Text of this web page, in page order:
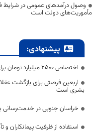
وصول درآمدهای عمومی در شرایط
مأموریت‌های دولت است
پیشنهادی:
اختصاص 2500 میلیارد تومان برای توسعه راه‌های دوبانده خراسان جنوبی
اربعین فرصتی برای بازگشت
بشری است
خراسان جنوبی در خدمت‌رسانی
استفاده از ظرفیت پیمانکاران